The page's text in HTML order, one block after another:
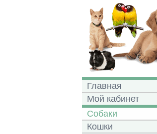
Главная
Мой кабинет
Собаки
Кошки